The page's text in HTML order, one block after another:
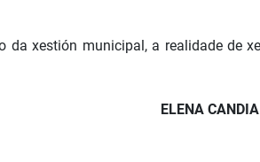
xestión municipal, a realidade de
ELENA